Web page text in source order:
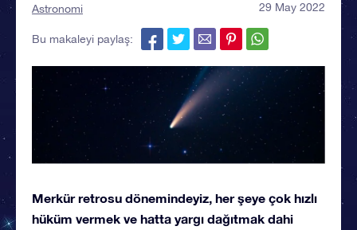
Astronomi 29 May 2022
Bu makaleyi paylaş:
Merkür retrosu dönemindeyiz, her şeye çok hızlı
hüküm vermek ve hatta yargı dağıtmak dahi